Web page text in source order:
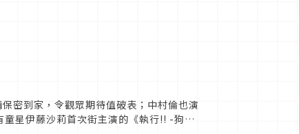
密到家，令觀眾期待值破表；中村倫也演
星伊藤沙莉首次街主演的《執行!! -狗和